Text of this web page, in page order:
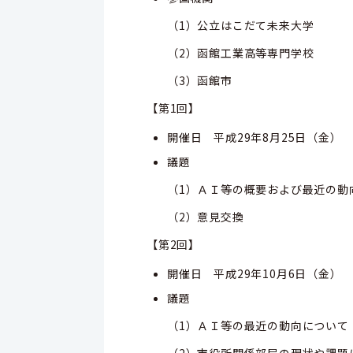
（1）公立はこだて未来大学
（2）函館工業高等専門学校
（3）函館市
【第1回】
開催日 平成29年8月25日（金）
議題
（1）ＡＩ等の概要および最近の動
（2）意見交換
【第2回】
開催日 平成29年10月6日（金）
議題
（1）ＡＩ等の最近の動向について